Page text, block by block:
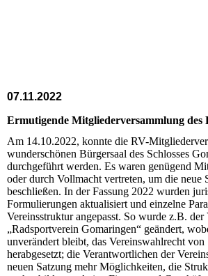
07.11.2022
Ermutigende Mitgliederversammlung des
Am 14.10.2022, konnte die RV-
wunderschönen Bürgersaal des Schlosses
durchgeführt werden. Es waren genügend
oder durch Vollmacht vertreten, um die neue
beschließen. In der Fassung 2022 wurden
Formulierungen aktualisiert und einzelne
Vereinsstruktur angepasst. So wurde z.B. der
„Radsportverein Gomaringen“ geändert,
unverändert bleibt, das Vereinswahlrecht von
herabgesetzt; die Verantwortlichen der
neuen Satzung mehr Möglichkeiten, die